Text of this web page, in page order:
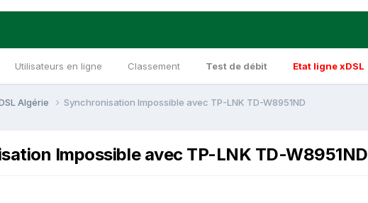
Utilisateurs en ligne Classement Test de débit Etat ligne xDSL
Algérie Synchronisation Impossible avec TP-LNK TD-W8951ND
Impossible avec TP-LNK TD-W8951ND